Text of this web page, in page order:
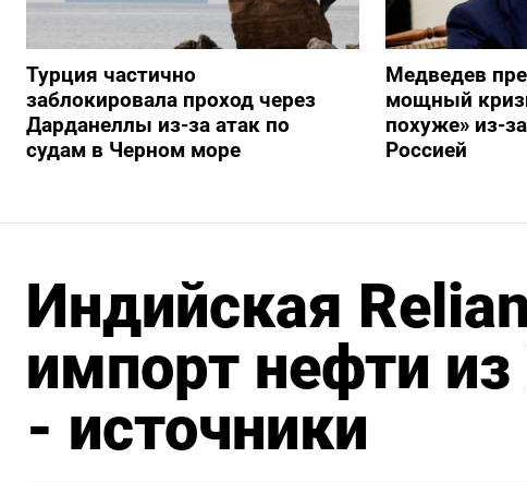
Турция частично
заблокировала проход через
Дарданеллы из-за атак по
судам в Черном море
Медведев
мощный
похуже» из-
Россией
Индийская
импорт нефти
- источники